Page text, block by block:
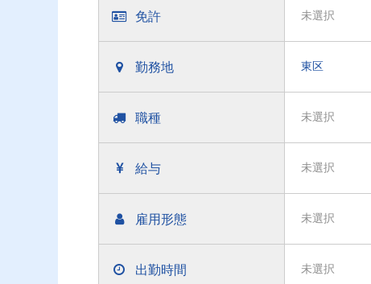
免許 未選択
勤務地 東区
職種 未選択
給与 未選択
雇用形態 未選択
出勤時間 未選択